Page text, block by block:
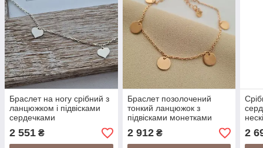
Браслет на ногу срібний з
ланцюжком і підвісками
сердечками
2 551 ₴
Браслет позолочений
тонкий ланцюжок з
підвісками монетками
2 912₴ 2